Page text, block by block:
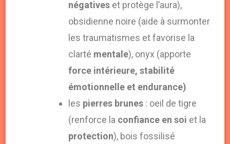
négatives et protège l’aura),
obsidienne noire (aide à surmonter
les traumatismes et favorise la
clarté mentale), onyx (apporte
force intérieure, stabilité
émotionnelle et endurance)
les pierres brunes : oeil de tigre
(renforce la confiance en soi et la
protection), bois fossilisé